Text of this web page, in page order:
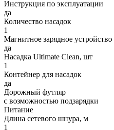
Инструкция по эксплуатации
да
Количество насадок
1
Магнитное зарядное устройство
да
Насадка Ultimate Clean, шт
1
Контейнер для насадок
да
Дорожный футляр
с возможностью подзарядки
Питание
Длина сетевого шнура, м
1